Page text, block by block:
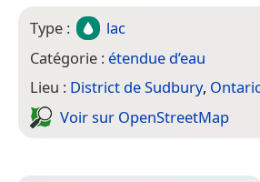
Type :
lac
Catégorie : étendue d’eau
Lieu : District de Sudbury,
Voir sur Open­Street­Map